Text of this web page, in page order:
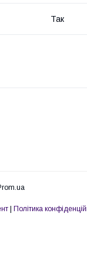
Так
| Політика